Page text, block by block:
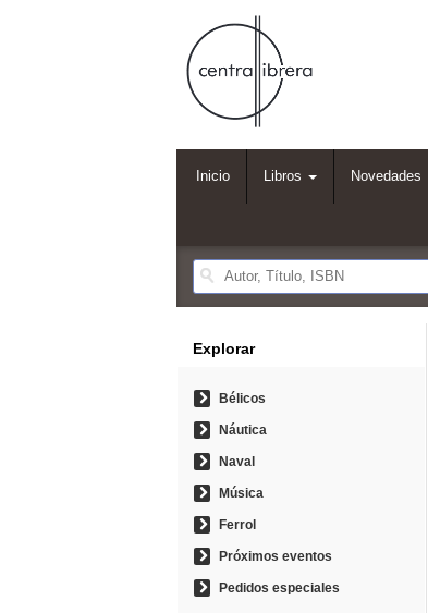
Inicio Libros Novedades
Explorar
Bélicos
Náutica
Naval
Música
Ferrol
Próximos eventos
Pedidos especiales